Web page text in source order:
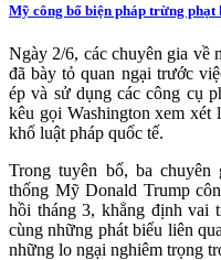
Mỹ công bố biện pháp trừng phạt
Ngày 2/6, các chuyên gia về
đã bày tỏ quan ngại trước
ép và sử dụng các công cụ
kêu gọi Washington xem xét
khổ luật pháp quốc tế.
Trong tuyên bố, ba
thống Mỹ Donald Trump
hồi tháng 3, khẳng định vai
cùng những phát biểu liên
những lo ngại nghiêm trọng